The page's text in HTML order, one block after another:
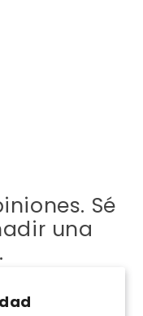
Sé
una